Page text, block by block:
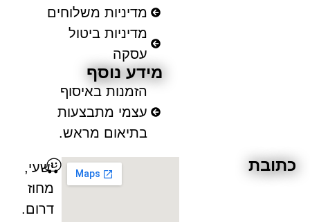
מדיניות משלוחים
מדיניות ביטול
עסקה
מידע נוסף
הזמנות באיסוף
עצמי מתבצעות
בתיאום מראש.
ישעי,
מחוז
דרום.